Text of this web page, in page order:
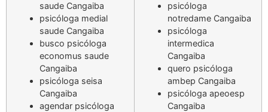
saude Cangaiba
psicóloga medial
saude Cangaiba
busco psicóloga
economus saude
Cangaiba
psicóloga seisa
Cangaiba
agendar psicóloga
psicóloga
notredame Cangaiba
psicóloga
intermedica
Cangaiba
quero psicóloga
ambep Cangaiba
psicóloga apeoesp
Cangaiba